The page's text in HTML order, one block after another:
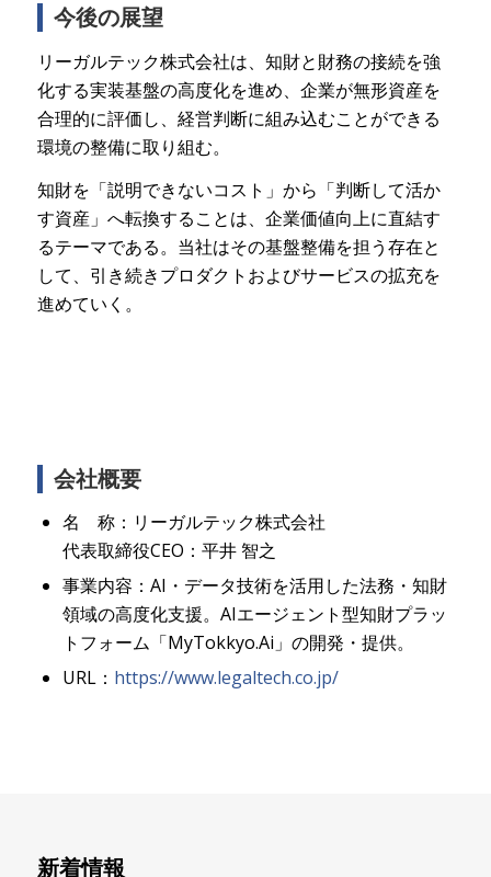
今後の展望
リーガルテック株式会社は、知財と財務の接続を強
化する実装基盤の高度化を進め、企業が無形資産を
合理的に評価し、経営判断に組み込むことができる
環境の整備に取り組む。
知財を「説明できないコスト」から「判断して活か
す資産」へ転換することは、企業価値向上に直結す
るテーマである。当社はその基盤整備を担う存在と
して、引き続きプロダクトおよびサービスの拡充を
進めていく。
会社概要
名 称：リーガルテック株式会社
代表取締役CEO：平井 智之
事業内容：AI・データ技術を活用した法務・知財
領域の高度化支援。AIエージェント型知財プラッ
トフォーム「MyTokkyo.Ai」の開発・提供。
URL： https://www.legaltech.co.jp/
新着情報